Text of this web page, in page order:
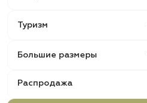
Туризм
Большие размеры
Распродажа